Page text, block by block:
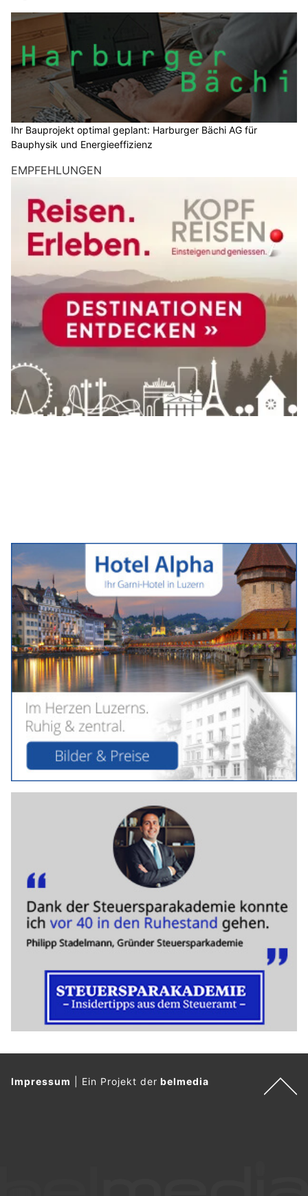
Ihr Bauprojekt optimal geplant: Harburger Bächi AG für
Bauphysik und Energieeffizienz
EMPFEHLUNGEN
Impressum Ein Projekt derbelmedia